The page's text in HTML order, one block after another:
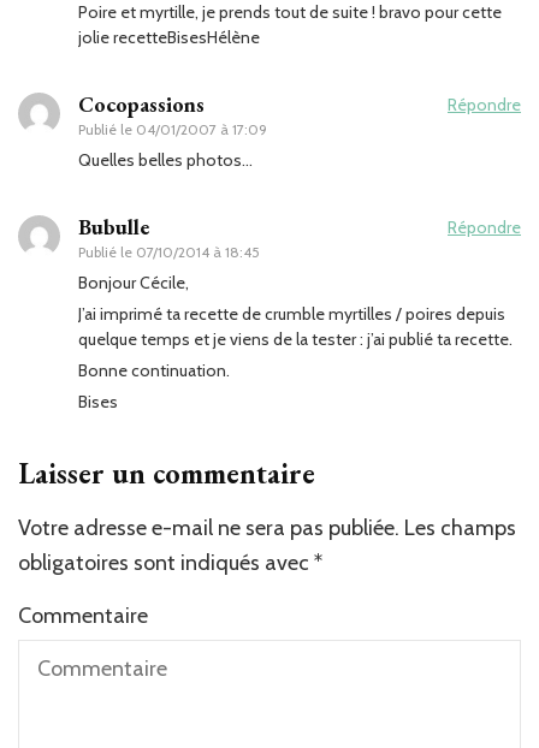
Poire et myrtille, je prends tout de suite ! bravo pour cette
jolie recetteBisesHélène
Cocopassions
Publié le 04/01/2007 à 17:09
Répondre
Quelles belles photos…
Bubulle
Publié le 07/10/2014 à 18:45
Répondre
Bonjour Cécile,
J’ai imprimé ta recette de crumble myrtilles / poires depuis
quelque temps et je viens de la tester : j’ai publié ta recette.
Bonne continuation.
Bises
Laisser un commentaire
Votre adresse e-mail ne sera pas publiée. Les champs
obligatoires sont indiqués avec *
Commentaire